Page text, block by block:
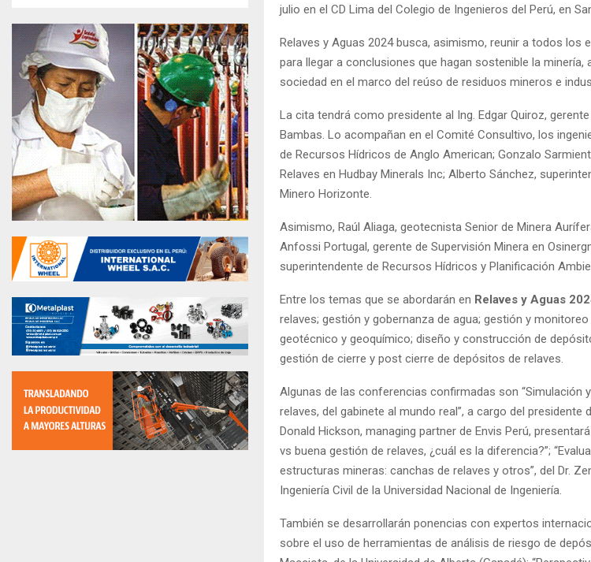
julio en el CD Lima del Colegio de Ingenieros del Perú, en
Relaves y Aguas 2024 busca, asimismo, reunir a todos los
para llegar a conclusiones que hagan sostenible la
sociedad en el marco del reúso de residuos mineros e
La cita tendrá como presidente al Ing. Edgar Quiroz,
Bambas. Lo acompañan en el Comité Consultivo, los
de Recursos Hídricos de Anglo American; Gonzalo
Relaves en Hudbay Minerals Inc; Alberto Sánchez,
Minero Horizonte.
Asimismo, Raúl Aliaga, geotecnista Senior de Minera
Anfossi Portugal, gerente de Supervisión Minera en
superintendente de Recursos Hídricos y Planificación
Entre los temas que se abordarán en Relaves y Aguas
relaves; gestión y gobernanza de agua; gestión y
geotécnico y geoquímico; diseño y construcción de
gestión de cierre y post cierre de depósitos de relaves.
Algunas de las conferencias confirmadas son “Simulación
relaves, del gabinete al mundo real”, a cargo del presidente
Donald Hickson, managing partner de Envis Perú,
vs buena gestión de relaves, ¿cuál es la diferencia?”;
estructuras mineras: canchas de relaves y otros”, del Dr.
Ingeniería Civil de la Universidad Nacional de Ingeniería.
También se desarrollarán ponencias con expertos
sobre el uso de herramientas de análisis de riesgo de